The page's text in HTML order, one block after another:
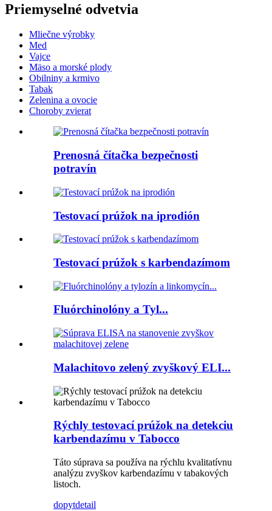
Priemyselné odvetvia
Mliečne výrobky
Med
Vajce
Mäso a morské plody
Obilniny a krmivo
Tabak
Zelenina a ovocie
Choroby zvierat
Prenosná čítačka bezpečnosti
potravín
Testovací prúžok na iprodión
Testovací prúžok s karbendazímom
Fluórchinolóny a Tyl...
Malachitovo zelený zvyškový ELI...
Rýchly testovací prúžok na detekciu
karbendazímu v Tabocco
Táto súprava sa používa na rýchlu kvalitatívnu
analýzu zvyškov karbendazímu v tabakových
listoch.
dopytdetail